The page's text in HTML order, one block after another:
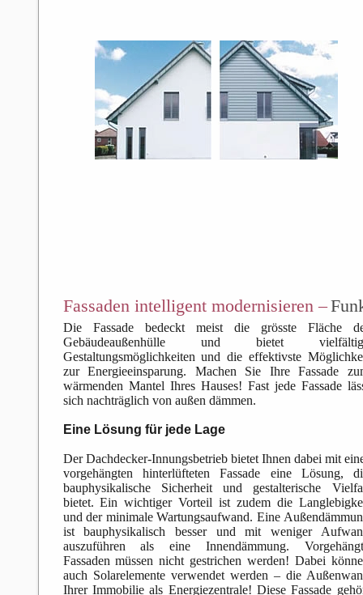
Fassaden intelligent modernisieren –
Die Fassade bedeckt meist die grösste Fläche
Gebäudeaußenhülle und bietet
Gestaltungsmöglichkeiten und die effektivste
zur Energieeinsparung. Machen Sie Ihre Fassade
wärmenden Mantel Ihres Hauses! Fast jede Fassade
sich nachträglich von außen dämmen.
Eine Lösung für jede Lage
Der Dachdecker-Innungsbetrieb bietet Ihnen dabei mit
vorgehängten hinterlüfteten Fassade eine Lösung,
bauphysikalische Sicherheit und gestalterische
bietet. Ein wichtiger Vorteil ist zudem die
und der minimale Wartungsaufwand. Eine
ist bauphysikalisch besser und mit weniger
auszuführen als eine Innendämmung.
Fassaden müssen nicht gestrichen werden! Dabei
auch Solarelemente verwendet werden – die
Ihrer Immobilie als Energiezentrale! Diese Fassade